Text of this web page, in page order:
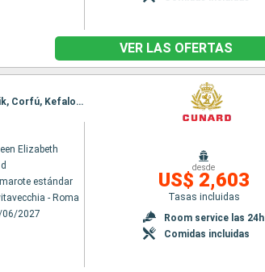
VER LAS OFERTAS
Itinerario : Civitavecchia - Roma, La Valetta, Kotor, Split, Zadar, Trieste, Dubrovnik, Corfú, Kefalonia, Messina (estrecho), Nápoles, Civitavecchia - Roma
Elizabeth
estándar
- Roma
06/2027
desde
US$ 2,603
Tasas incluidas
Room service las 24h
Comidas incluidas